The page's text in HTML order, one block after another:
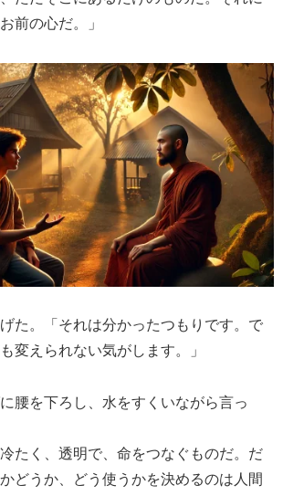
前の心だ。」
た。「それは分かったつもりです。で
変えられない気がします。」
腰を下ろし、水をすくいながら言っ
冷たく、透明で、命をつなぐものだ。だ
どうか、どう使うかを決めるのは人間